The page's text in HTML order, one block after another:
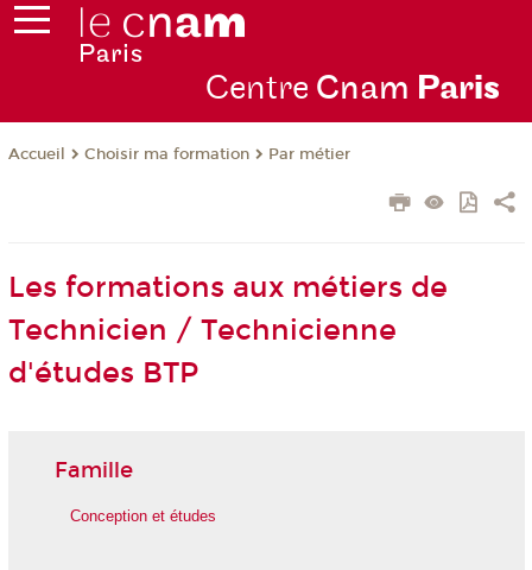
Centre Cnam Paris
Accueil Choisir ma formation Par métier
Les formations aux métiers de
Technicien / Technicienne
d'études BTP
Famille
Conception et études